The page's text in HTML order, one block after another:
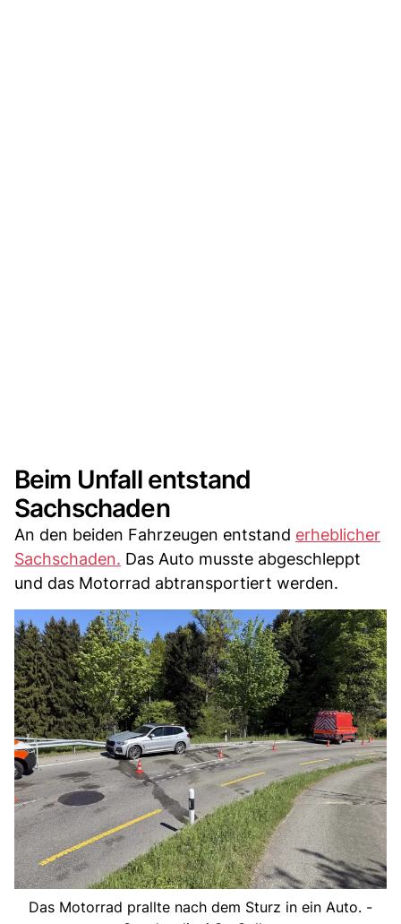
Beim Unfall entstand
Sachschaden
An den beiden Fahrzeugen entstand erheblicher
Sachschaden. Das Auto musste abgeschleppt
und das Motorrad abtransportiert werden.
Das Motorrad prallte nach dem Sturz in ein Auto. -